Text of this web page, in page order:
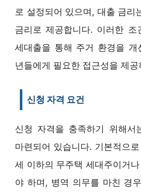
로 설정되어 있으며, 대출 금리
금리로 제공합니다. 이러한 조
세대출을 통해 주거 환경을 개
년들에게 필요한 접근성을 제
신청 자격 요건
신청 자격을 충족하기 위해서
마련되어 있습니다. 기본적으
세 이하의 무주택 세대주이거
야 하며, 병역 의무를 마친 경